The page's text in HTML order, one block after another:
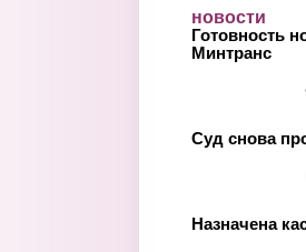
новости
Готовность
Минтранс
Суд снова
Назначена